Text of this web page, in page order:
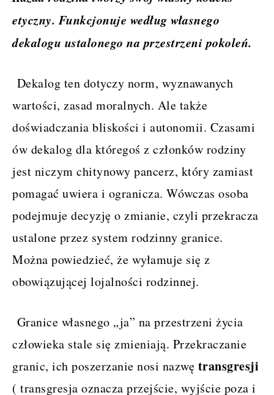
etyczny. Funkcjonuje według własnego
dekalogu ustalonego na przestrzeni pokoleń.
Dekalog ten dotyczy norm, wyznawanych
wartości, zasad moralnych. Ale także
doświadczania bliskości i autonomii. Czasami
ów dekalog dla któregoś z członków rodziny
jest niczym chitynowy pancerz, który zamiast
pomagać uwiera i ogranicza. Wówczas osoba
podejmuje decyzję o zmianie, czyli przekracza
ustalone przez system rodzinny granice.
Można powiedzieć, że wyłamuje się z
obowiązującej lojalności rodzinnej.
Granice własnego „ja” na przestrzeni życia
człowieka stale się zmieniają. Przekraczanie
granic, ich poszerzanie nosi nazwę transgresji
( transgresja oznacza przejście, wyjście poza i